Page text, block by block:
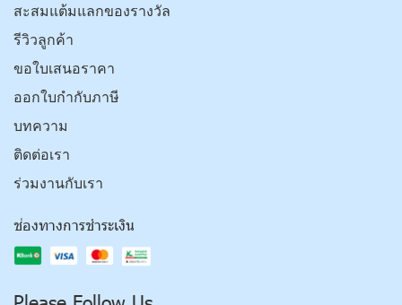
สะสมแต้มแลกของรางวัล
รีวิวลูกค้า
ขอใบเสนอราคา
ออกใบกำกับภาษี
บทความ
ติดต่อเรา
ร่วมงานกับเรา
ช่องทางการชำระเงิน